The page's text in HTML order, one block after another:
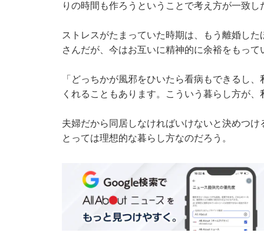
りの時間も作ろうということで考え方が一致し
ストレスがたまっていた時期は、もう離婚し
さんだが、今はお互いに精神的に余裕をもって
「どっちかが風邪をひいたら看病もできるし
くれることもあります。こういう暮らし方が、
夫婦だから同居しなければいけないと決めつ
とっては理想的な暮らし方なのだろう。